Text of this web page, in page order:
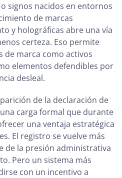
signos nacidos en entornos
de marcas
y holográficas abre una vía
certeza. Eso permite
de marca como activos
elementos defendibles por
desleal.
de la declaración de
carga formal que durante
una ventaja estratégica
El registro se vuelve más
de la presión administrativa
Pero un sistema más
con un incentivo a